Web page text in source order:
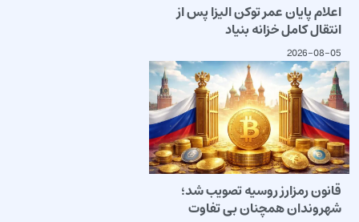
اعلام پایان عمر توکن الیزا پس از
انتقال کامل خزانه بنیاد
2026-08-05
قانون رمزارز روسیه تصویب شد؛
شهروندان همچنان بی تفاوت